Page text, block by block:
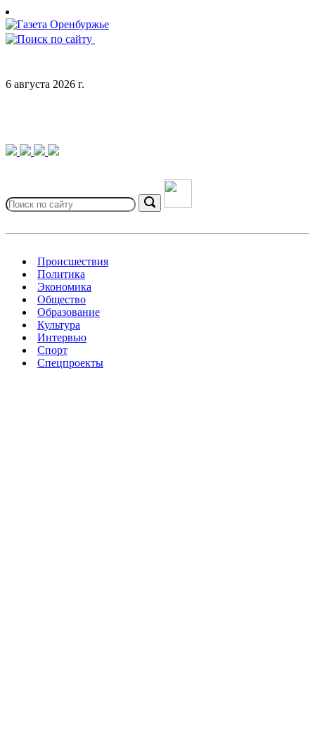
Skip
to
content
6 августа 2026 г.
for:
Search
Происшествия
Политика
Экономика
Общество
Образование
Культура
Интервью
Спорт
Спецпроекты